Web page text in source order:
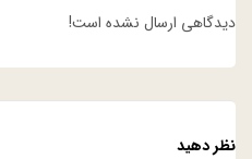
دیدگاهی ارسال نشده است!
نظر دهید